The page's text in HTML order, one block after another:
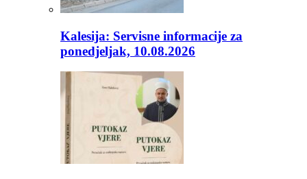
Kalesija: Servisne informacije za
ponedjeljak, 10.08.2026